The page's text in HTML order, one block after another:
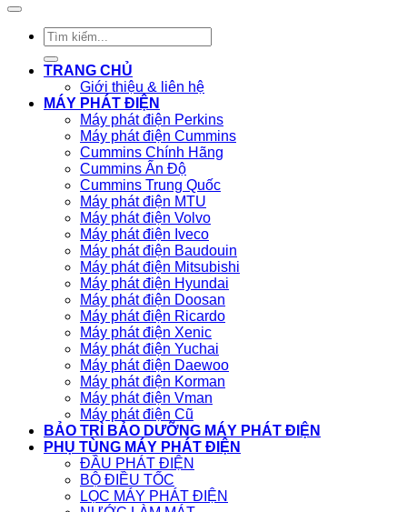
Tìm
kiếm:
TRANG CHỦ
Giới thiệu & liên hệ
MÁY PHÁT ĐIỆN
Máy phát điện Perkins
Máy phát điện Cummins
Cummins Chính Hãng
Cummins Ấn Độ
Cummins Trung Quốc
Máy phát điện MTU
Máy phát điện Volvo
Máy phát điện Iveco
Máy phát điện Baudouin
Máy phát điện Mitsubishi
Máy phát điện Hyundai
Máy phát điện Doosan
Máy phát điện Ricardo
Máy phát điện Xenic
Máy phát điện Yuchai
Máy phát điện Daewoo
Máy phát điện Korman
Máy phát điện Vman
Máy phát điện Cũ
BẢO TRÌ BẢO DƯỠNG MÁY PHÁT ĐIỆN
PHỤ TÙNG MÁY PHÁT ĐIỆN
ĐẦU PHÁT ĐIỆN
BỘ ĐIỀU TỐC
LỌC MÁY PHÁT ĐIỆN